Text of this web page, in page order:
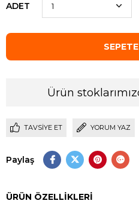
ADET
Ürün
TAVSIYE ET YORUM YAZ
Paylaş
ÜRÜN ÖZELLIKLERI